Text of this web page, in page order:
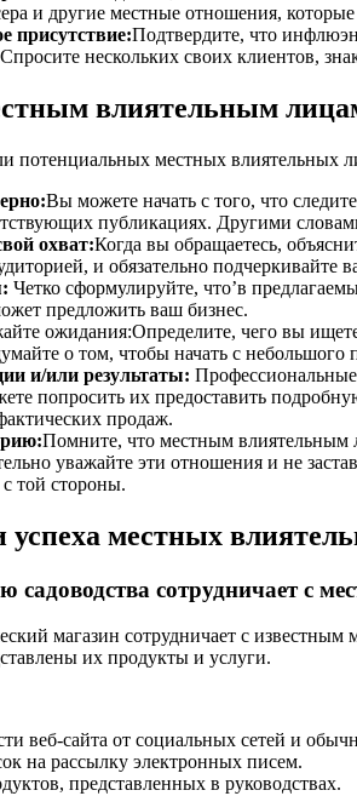
и другие местные отношения,
присутствие:Подтвердите, что
нескольких своих клиентов,
влиятельным
потенциальных местных влиятельных
Вы можете начать с того, что
публикациях. Другими
охват:Когда вы обращаетесь,
и обязательно подчеркивайте
Четко сформулируйте, что’в
предложить ваш бизнес.
ожидания:Определите, чего вы
о том, чтобы начать с
и/или результаты:
попросить их предоставить
продаж.
Помните, что местным влиятельным
уважайте эти отношения и не
той стороны.
местных
сотрудничает с
магазин сотрудничает с
их продукты и услуги.
веб-сайта от социальных сетей и
на рассылку электронных писем.
представленных в руководствах.